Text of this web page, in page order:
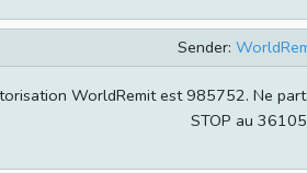
Sender:
WorldRemit est 985752. Ne
STOP au 36105